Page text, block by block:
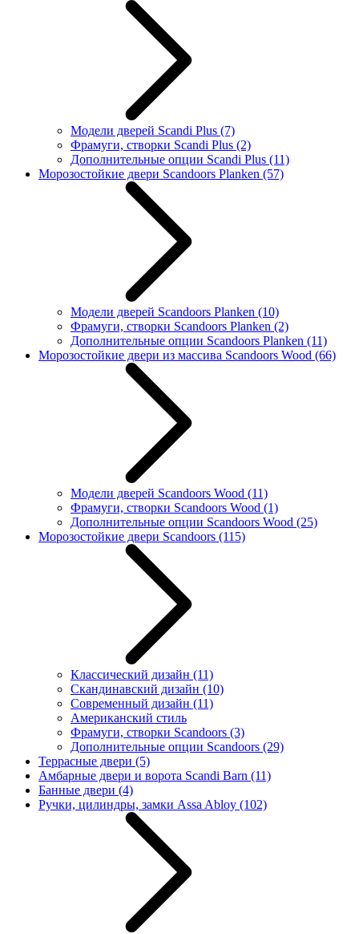
Модели дверей Scandi Plus (7)
Фрамуги, створки Scandi Plus (2)
Дополнительные опции Scandi Plus (11)
Морозостойкие двери Scandoors Planken (57)
Модели дверей Scandoors Planken (10)
Фрамуги, створки Scandoors Planken (2)
Дополнительные опции Scandoors Planken (11)
Морозостойкие двери из массива Scandoors Wood (66)
Модели дверей Scandoors Wood (11)
Фрамуги, створки Scandoors Wood (1)
Дополнительные опции Scandoors Wood (25)
Морозостойкие двери Scandoors (115)
Классический дизайн (11)
Скандинавский дизайн (10)
Современный дизайн (11)
Американский стиль
Фрамуги, створки Scandoors (3)
Дополнительные опции Scandoors (29)
Террасные двери (5)
Амбарные двери и ворота Scandi Barn (11)
Банные двери (4)
Ручки, цилиндры, замки Assa Abloy (102)